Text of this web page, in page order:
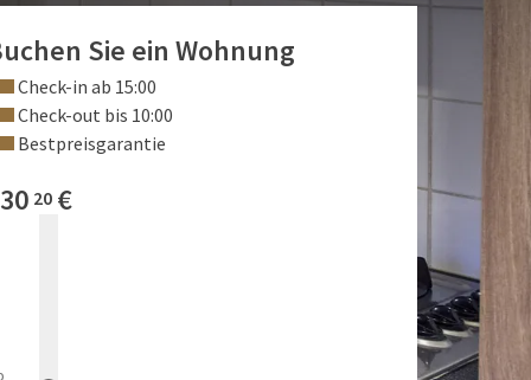
Sie ein Wohnung
Check-in ab 15:00
Check-out bis 10:00
Bestpreisgarantie
20 €